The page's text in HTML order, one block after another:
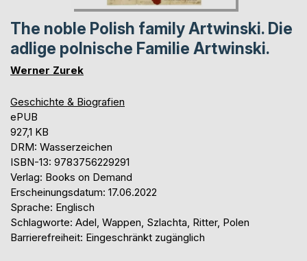
gallery
gallery
The noble Polish family Artwinski. Die
adlige polnische Familie Artwinski.
Werner Zurek
Geschichte & Biografien
ePUB
927,1 KB
DRM: Wasserzeichen
ISBN-13: 9783756229291
Verlag: Books on Demand
Erscheinungsdatum: 17.06.2022
Sprache: Englisch
Schlagworte: Adel, Wappen, Szlachta, Ritter, Polen
Barrierefreiheit: Eingeschränkt zugänglich